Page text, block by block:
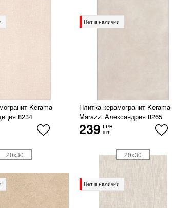
Kerama
8234
Нет в наличии
Плитка керамогранит Kerama
Marazzi Александрия 8265
239 ГРН
шт
20x30
Нет в наличии
20x30